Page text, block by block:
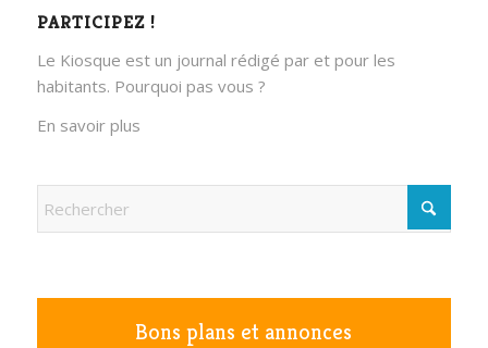
PARTICIPEZ !
Le Kiosque est un journal rédigé par et pour les
habitants. Pourquoi pas vous ?
En savoir plus
Bons plans et annonces